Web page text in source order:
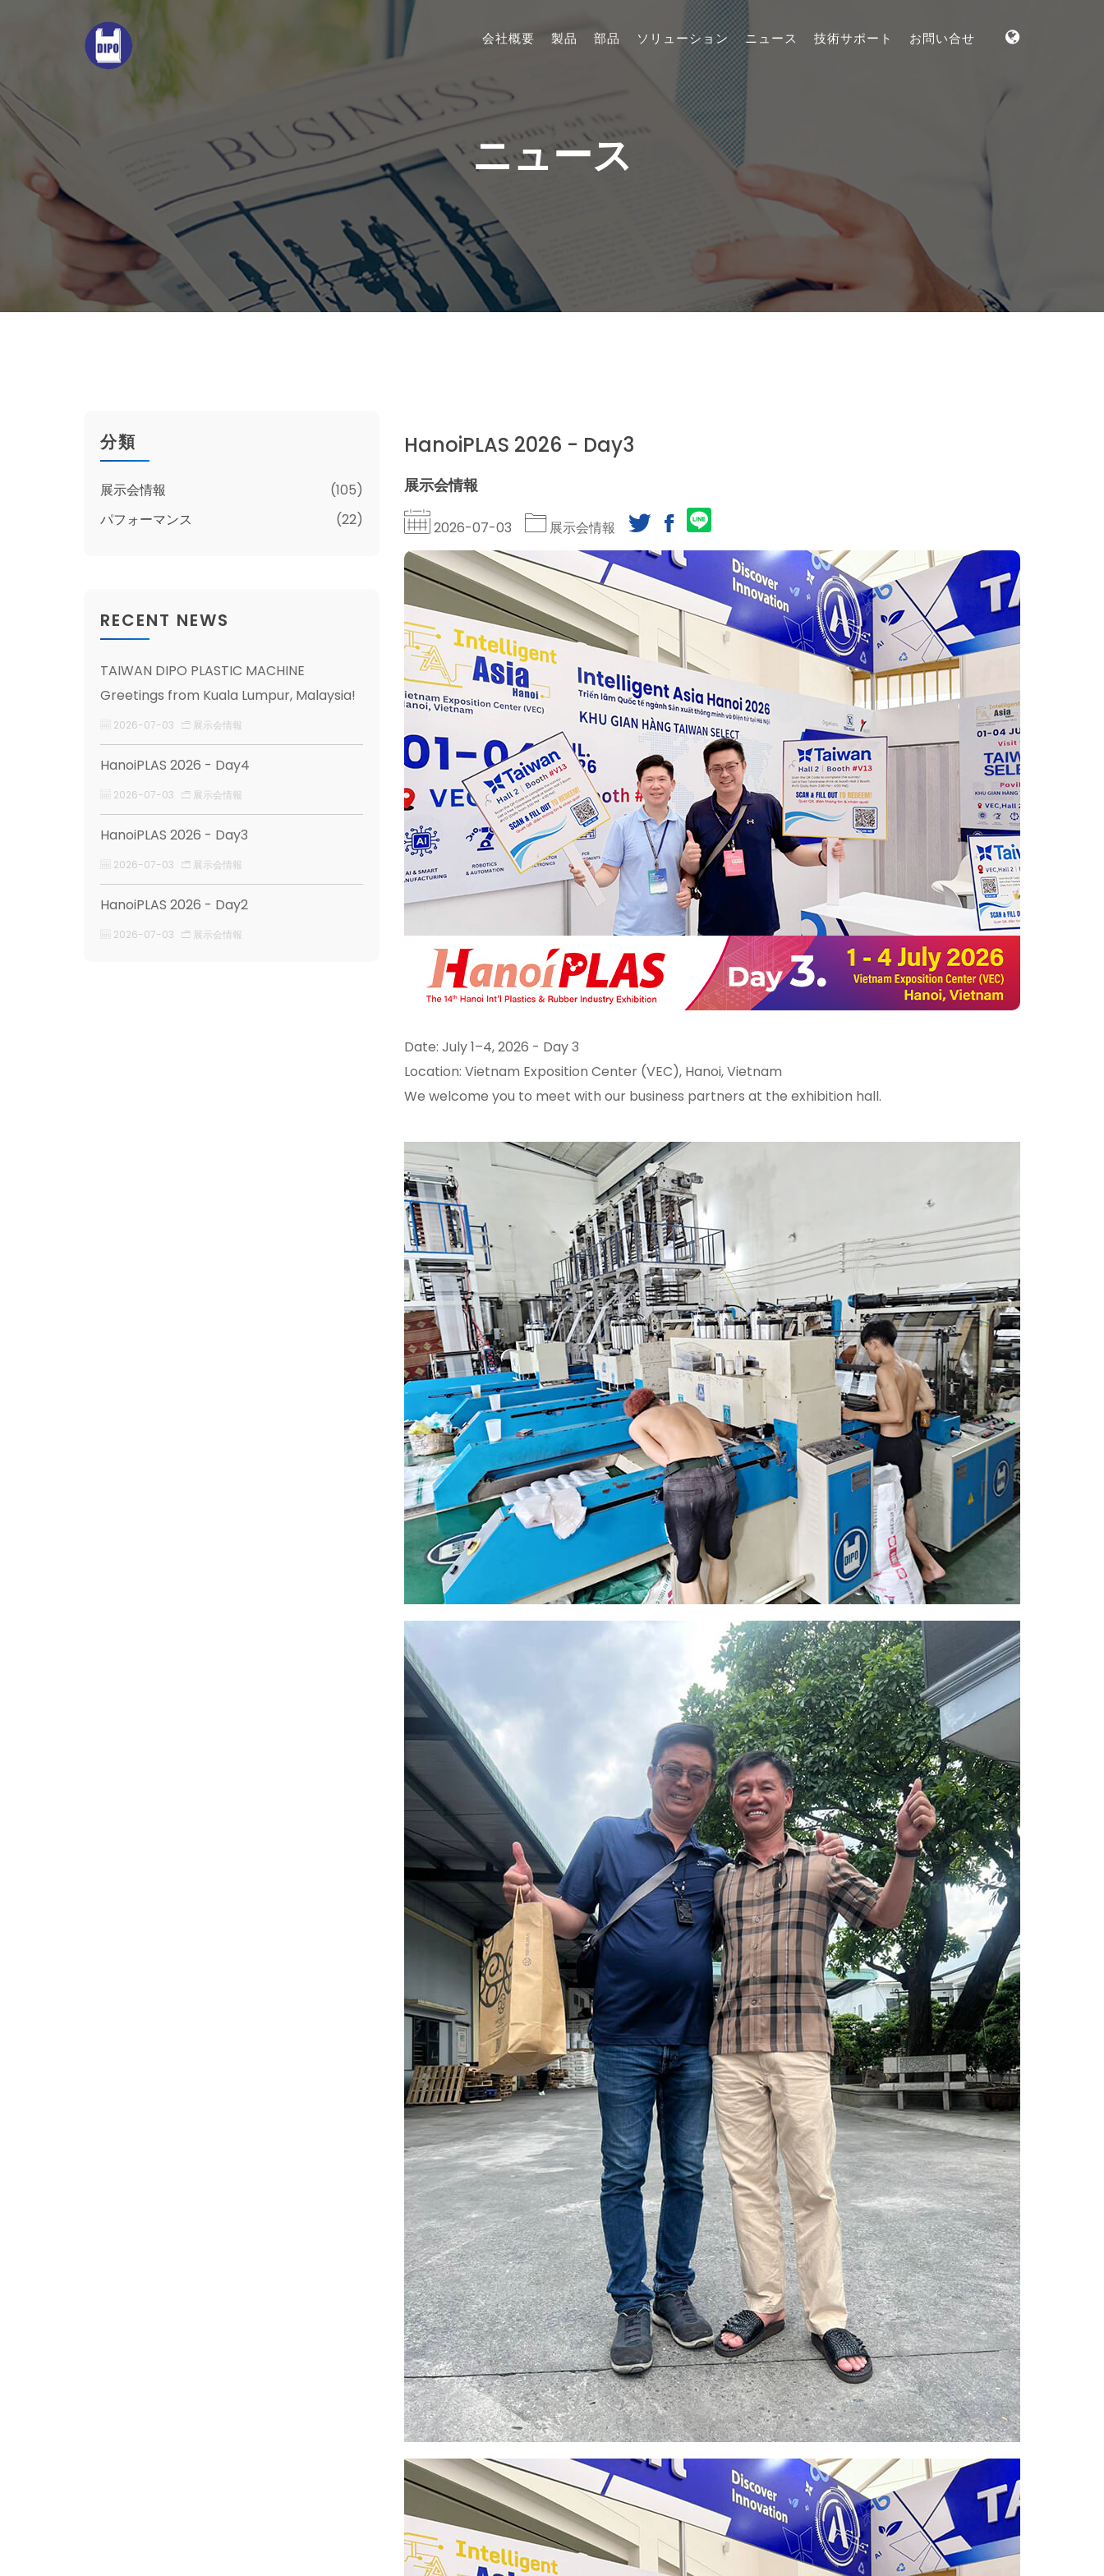
会社概要 製品 部品 ソリューション ニュース 技術サポート お問い合せ
ニュース
分類
展示会情報
(105)
パフォーマンス
(22)
RECENT NEWS
TAIWAN DIPO PLASTIC MACHINE
Greetings from Kuala Lumpur, Malaysia!
2026-07-03 展示会情報
HanoiPLAS 2026 - Day4
2026-07-03 展示会情報
HanoiPLAS 2026 - Day3
2026-07-03 展示会情報
HanoiPLAS 2026 - Day2
2026-07-03 展示会情報
HanoiPLAS 2026 - Day3
展示会情報
2026-07-03 展示会情報
Date: July 1–4, 2026 - Day 3
Location: Vietnam Exposition Center (VEC), Hanoi, Vietnam
We welcome you to meet with our business partners at the exhibition hall.